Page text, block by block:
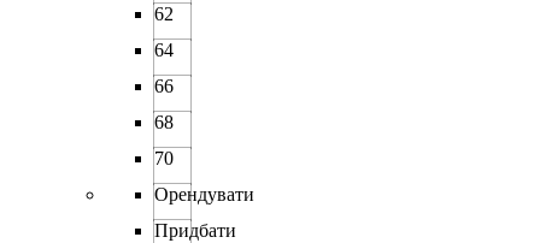
62
64
66
68
70
Орендувати
Придбати